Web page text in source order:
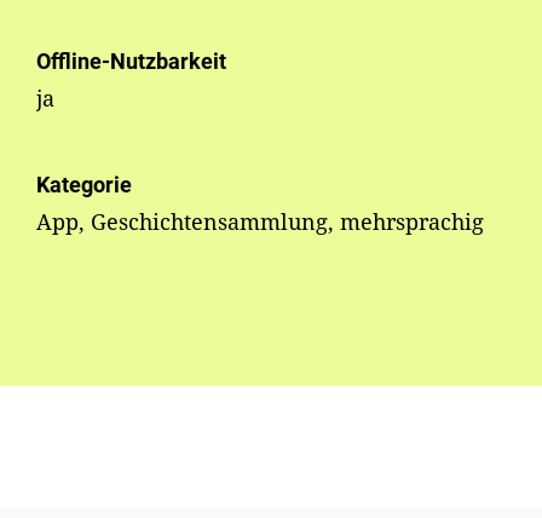
Offline-Nutzbarkeit
ja
Kategorie
App, Geschichtensammlung, mehrsprachig